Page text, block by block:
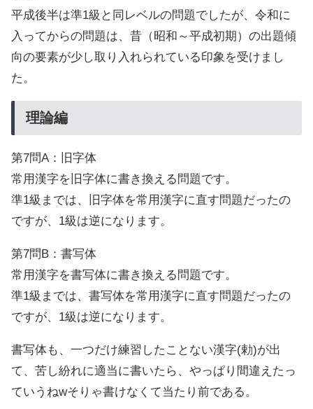
平成後半は準1級と同レベルの問題でしたが、令和に
入ってからの問題は、昔（昭和～平成初期）の出題傾
向の要素が少し取り入れられている印象を受けまし
た。
理論編
第7問A：旧字体
常用漢字を旧字体に書き換える問題です。
準1級までは、旧字体を常用漢字に直す問題だったの
ですが、1級は逆になります。
第7問B：書写体
常用漢字を書写体に書き換える問題です。
準1級までは、書写体を常用漢字に直す問題だったの
ですが、1級は逆になります。
書写体も、一つだけ練習したことない漢字(勅)が出
て、苦し紛れに適当に書いたら、やっぱり間違えたっ
ていうねwそりゃ書けなくて当たり前である。